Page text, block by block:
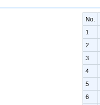
No.
1
2
3
4
5
6